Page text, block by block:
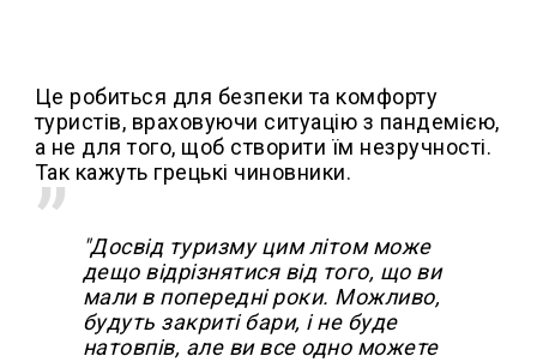
Це робиться для безпеки та комфорту
туристів, враховуючи ситуацію з пандемією,
а не для того, щоб створити їм незручності.
Так кажуть грецькі чиновники.
"Досвід туризму цим літом може
дещо відрізнятися від того, що ви
мали в попередні роки. Можливо,
будуть закриті бари, і не буде
натовпів, але ви все одно можете